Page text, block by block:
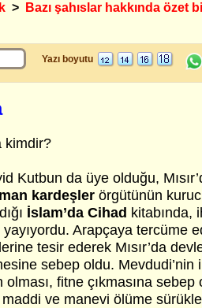
> Bazı şahıslar hakkında özet
Yazı boyutu
kimdir?
Kutbun da üye olduğu,
kardeşler örgütünün
İslam’da Cihad kitabında,
Arapçaya tercüme
tesir ederek Mısır’da
sebep oldu. Mevdudi’nin
fitne çıkmasına
maddi ve manevi ölüme